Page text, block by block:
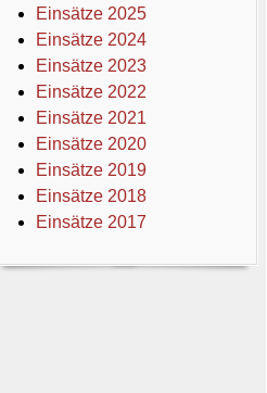
Einsätze 2025
Einsätze 2024
Einsätze 2023
Einsätze 2022
Einsätze 2021
Einsätze 2020
Einsätze 2019
Einsätze 2018
Einsätze 2017